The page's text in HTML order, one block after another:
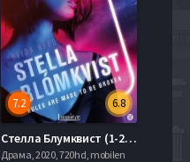
6.8
7.2
Стелла Блумквист (1-2 Сезон)
Драма, 2020, 720hd, mobilen